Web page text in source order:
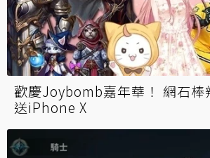
歡慶Joybomb嘉年華！ 網石棒
送iPhone X